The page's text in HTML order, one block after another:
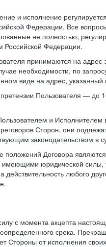
и исполнение
Федерации. Все
не полностью,
Российской Федерации.
принимаются на
необходимости, по
виде на адрес,
Пользователя — до
и Исполнителем
Сторон, они
законодательством в
положений Договора
юридической силы,
действительность любого
с момента акцепта
срока.
Стороны от исполнения